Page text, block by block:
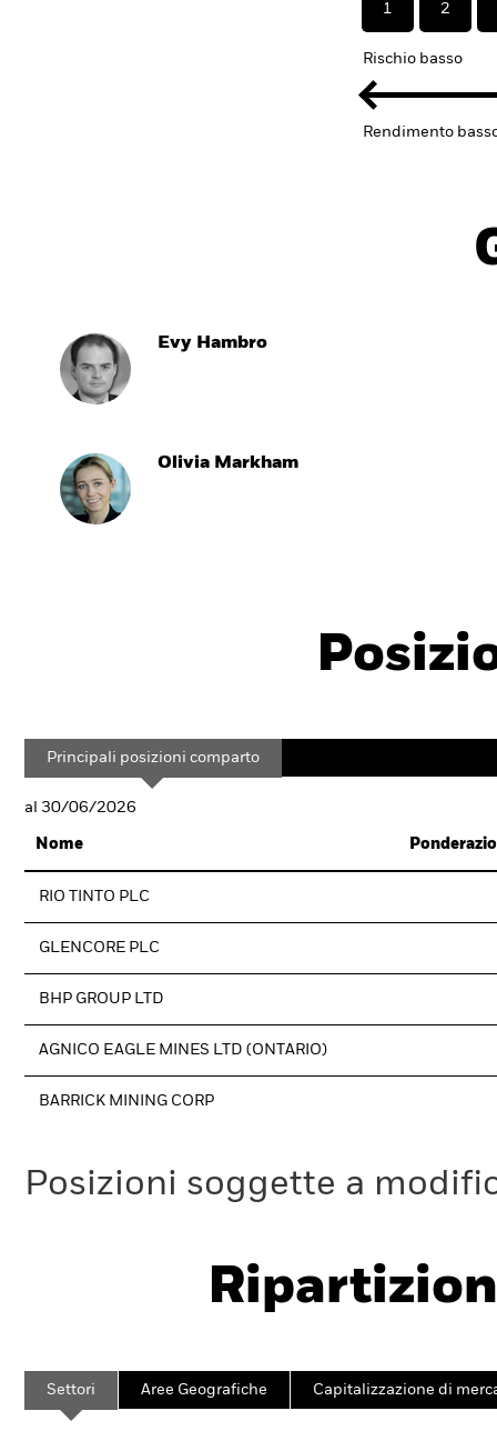
1 2
Rischio basso
Rendimento
Evy Hambro
Olivia Markham
Principali posizioni comparto
al 30/06/2026
Nome
RIO TINTO PLC
GLENCORE PLC
BHP GROUP LTD
AGNICO EAGLE MINES LTD (ONTARIO)
BARRICK MINING CORP
Posizioni soggette a
Settori Aree Geografiche Capitalizzazione di